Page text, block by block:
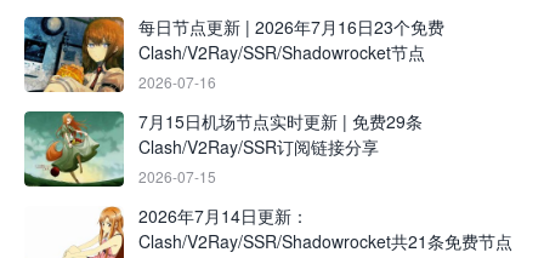
每日节点更新 | 2026年7月16日23个免费
Clash/V2Ray/SSR/Shadowrocket节点
2026-07-16
7月15日机场节点实时更新 | 免费29条
Clash/V2Ray/SSR订阅链接分享
2026-07-15
2026年7月14日更新：
Clash/V2Ray/SSR/Shadowrocket共21条免费节点